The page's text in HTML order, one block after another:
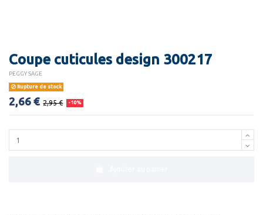
Coupe cuticules design 300217
PEGGY SAGE
Rupture de stock
2,66 € 2,95 € -10%